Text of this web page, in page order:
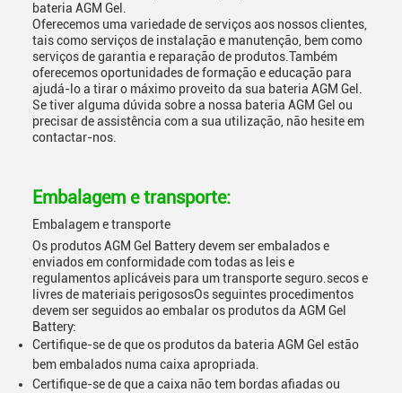
bateria AGM Gel.
Oferecemos uma variedade de serviços aos nossos clientes,
tais como serviços de instalação e manutenção, bem como
serviços de garantia e reparação de produtos.Também
oferecemos oportunidades de formação e educação para
ajudá-lo a tirar o máximo proveito da sua bateria AGM Gel.
Se tiver alguma dúvida sobre a nossa bateria AGM Gel ou
precisar de assistência com a sua utilização, não hesite em
contactar-nos.
Embalagem e transporte:
Embalagem e transporte
Os produtos AGM Gel Battery devem ser embalados e
enviados em conformidade com todas as leis e
regulamentos aplicáveis para um transporte seguro.secos e
livres de materiais perigososOs seguintes procedimentos
devem ser seguidos ao embalar os produtos da AGM Gel
Battery:
Certifique-se de que os produtos da bateria AGM Gel estão
bem embalados numa caixa apropriada.
Certifique-se de que a caixa não tem bordas afiadas ou